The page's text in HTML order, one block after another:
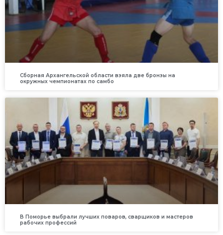
Сборная Архангельской области взяла две бронзы на
окружных чемпионатах по самбо
В Поморье выбрали лучших поваров, сварщиков и мастеров
рабочих профессий